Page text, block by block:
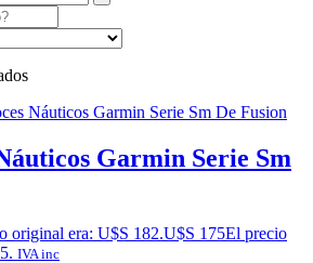
Garmin Serie Sm
original era: U$S 182.U$S 175El precio
IVA inc